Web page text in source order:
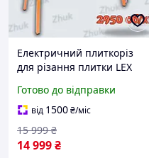
Електричний плиткоріз
для різання плитки LEX
плиткоріз електричний
Готово до відправки
від 1500₴/міс
14 999₴
15 999 ₴